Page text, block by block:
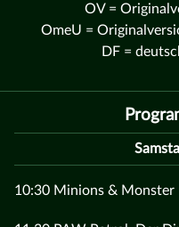
OV =
OmeU =
DF =
10:30 Minions & Monster